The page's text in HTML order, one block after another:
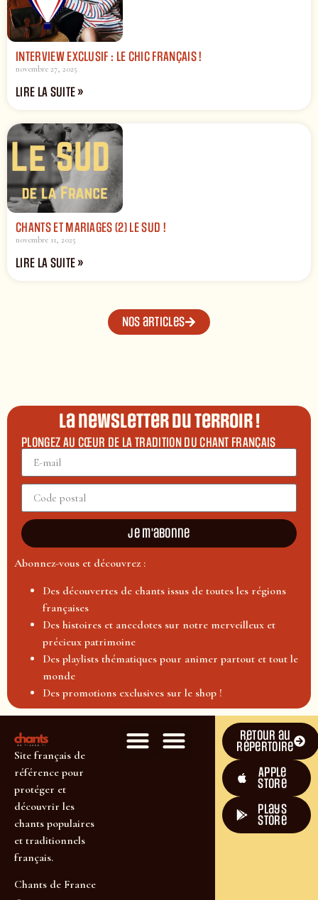
INTERVIEW EXCLUSIF : LE CHIC FRANÇAIS !
novembre 27, 2025
LIRE LA SUITE »
CHANTS ET MARIAGES (2) LE SUD !
novembre 11, 2025
LIRE LA SUITE »
Nos articles
La newsletter du terroir !
PLONGEZ AU CŒUR DE LA TRADITION DU CHANT FRANÇAIS
Je m'abonne
Abonnez-vous et découvrez :
Des découvertes de chants issus de toutes les régions
françaises
Des histoires et anecdotes sur notre merveilleux et
précieux patrimoine
Des playlists thématiques pour animer partout et tout le
monde
Des promotions exclusives sur le shop !
Site français de
référence pour
protéger et
découvrir les
chants populaires
et traditionnels
français.
Chants de France
Retour au
répertoire
Apple
Store
plays
store